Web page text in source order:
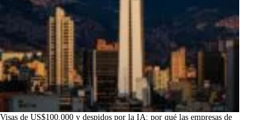
Visas de US$100.000 y despidos por la IA: por qué las empresas de